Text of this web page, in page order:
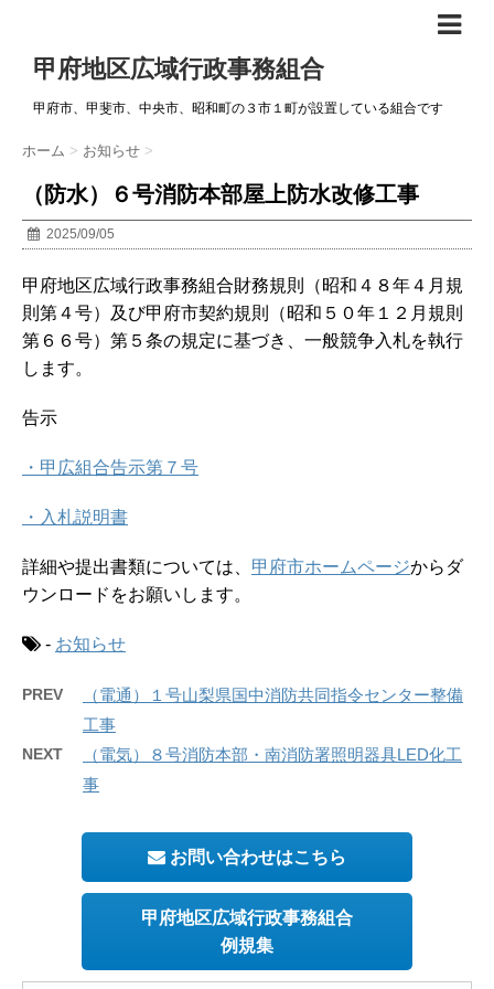
甲府地区広域行政事務組合
甲府市、甲斐市、中央市、昭和町の３市１町が設置している組合です
ホーム > お知らせ >
（防水）６号消防本部屋上防水改修工事
2025/09/05
甲府地区広域行政事務組合財務規則（昭和４８年４月規
則第４号）及び甲府市契約規則（昭和５０年１２月規則
第６６号）第５条の規定に基づき、一般競争入札を執行
します。
告示
・甲広組合告示第７号
・入札説明書
詳細や提出書類については、 甲府市ホームページからダ
ウンロードをお願いします。
- お知らせ
PREV
（電通）１号山梨県国中消防共同指令センター整備
工事
NEXT
（電気）８号消防本部・南消防署照明器具LED化工
事
お問い合わせはこちら
甲府地区広域行政事務組合
例規集